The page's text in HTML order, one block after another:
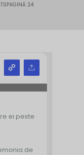
PAGINĂ 24
ei peste
de